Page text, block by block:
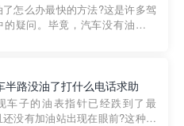
来了解一下穿...
了怎么办最快的方法?这是许多驾
的疑问。毕竟，汽车没有油就无
序是一款专门解决汽车没油问题
平台。通过...
半路没油了打什么电话求助
车子的油表指针已经跌到了最
还没有加油站出现在眼前?这种情